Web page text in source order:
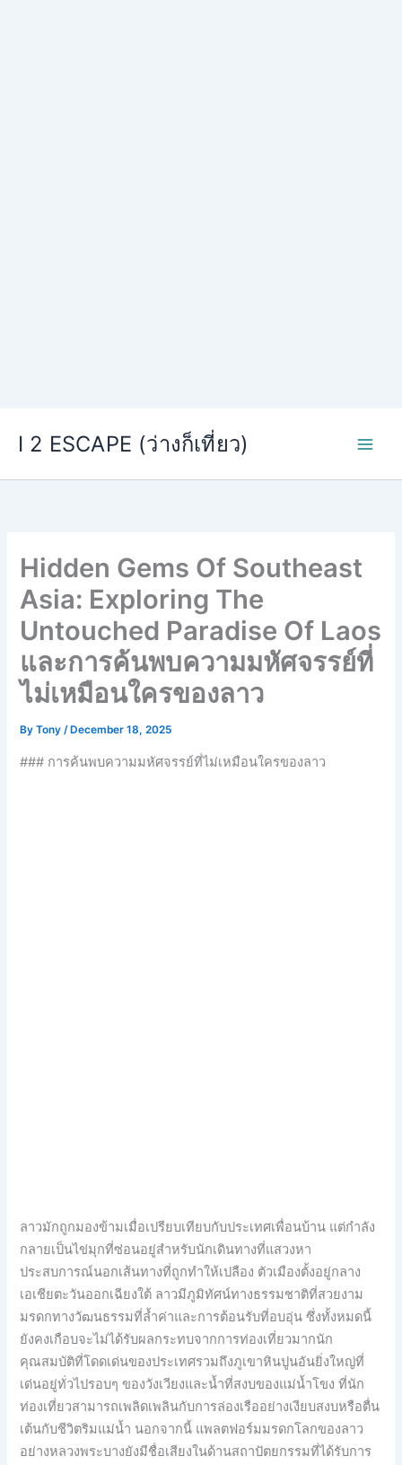
I 2 ESCAPE (ว่างก็เที่ยว)
Hidden Gems Of Southeast
Asia: Exploring The
Untouched Paradise Of Laos
และการค้นพบความมหัศจรรย์ที่
ไม่เหมือนใครของลาว
ByTony/ December 18, 2025
### การค้นพบความมหัศจรรย์ที่ไม่เหมือนใครของลาว
ลาวมักถูกมองข้ามเมื่อเปรียบเทียบกับประเทศเพื่อนบ้าน แต่กำลัง
กลายเป็นไข่มุกที่ซ่อนอยู่สำหรับนักเดินทางที่แสวงหา
ประสบการณ์นอกเส้นทางที่ถูกทำให้เปลือง ตัวเมืองตั้งอยู่กลาง
เอเชียตะวันออกเฉียงใต้ ลาวมีภูมิทัศน์ทางธรรมชาติที่สวยงาม
มรดกทางวัฒนธรรมที่ล้ำค่าและการต้อนรับที่อบอุ่น ซึ่งทั้งหมดนี้
ยังคงเกือบจะไม่ได้รับผลกระทบจากการท่องเที่ยวมากนัก
คุณสมบัติที่โดดเด่นของประเทศรวมถึงภูเขาหินปูนอันยิ่งใหญ่ที่
เด่นอยู่ทั่วไปรอบๆ ของวังเวียงและน้ำที่สงบของแม่น้ำโขง ที่นัก
ท่องเที่ยวสามารถเพลิดเพลินกับการล่องเรืออย่างเงียบสงบหรือตื่น
เต้นกับชีวิตริมแม่น้ำ นอกจากนี้ แพลตฟอร์มมรดกโลกของลาว
อย่างหลวงพระบางยังมีชื่อเสียงในด้านสถาปัตยกรรมที่ได้รับการ